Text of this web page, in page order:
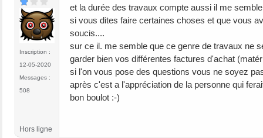
Inscription :
12-05-2020
Messages :
508
et la durée des travaux compte aussi il me
si vous dites faire certaines choses et que vous
soucis....
sur ce il. me semble que ce genre de travaux ne
garder bien vos différentes factures d'achat
si l'on vous pose des questions vous ne soyez
après c'est a l'appréciation de la personne qui
bon boulot :-)
Hors ligne